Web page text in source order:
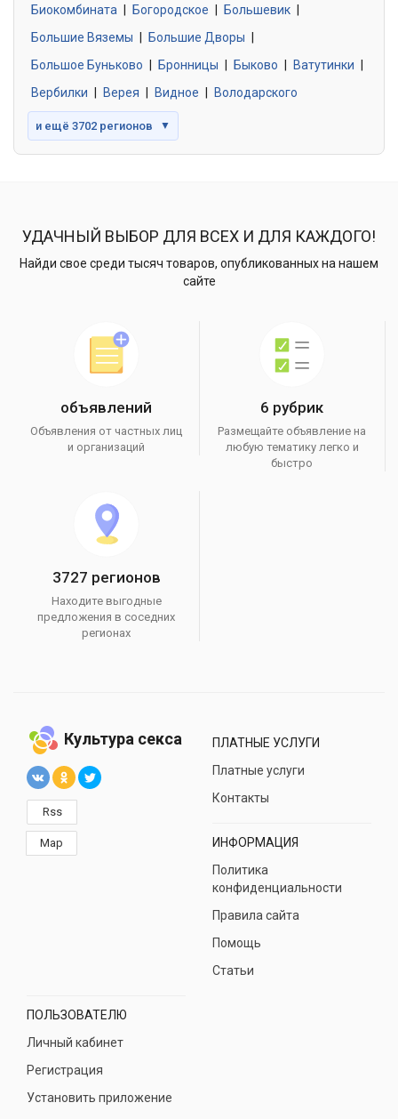
0 объявлений
Биокомбината
Богородское Большевик
Большие Вяземы
Большие Дворы
Большое Буньково
Бронницы Быково Ватутинки
Вербилки
Верея Видное Володарского
и ещё 3702 регионов ▼
УДАЧНЫЙ ВЫБОР ДЛЯ ВСЕХ И ДЛЯ КАЖДОГО!
Найди свое среди тысяч товаров, опубликованных на нашем
сайте
объявлений
Объявления от частных лиц
и организаций
6 рубрик
Размещайте объявление на
любую тематику легко и
быстро
3727 регионов
Находите выгодные
предложения в соседних
регионах
Культура секса
Rss
Map
ПЛАТНЫЕ УСЛУГИ
Платные услуги
Контакты
ИНФОРМАЦИЯ
Политика
конфиденциальности
Правила сайта
Помощь
Статьи
ПОЛЬЗОВАТЕЛЮ
Личный кабинет
Регистрация
Установить приложение